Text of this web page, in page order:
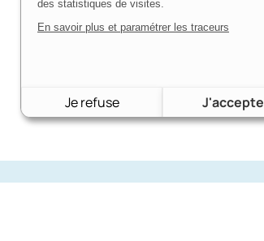
des statistiques de visites.
En savoir plus et paramétrer les traceurs
Je refuse J'accepte